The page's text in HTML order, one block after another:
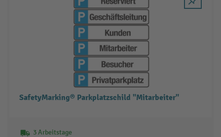
SafetyMarking® Parkplatzschild "Mitarbeiter"
3 Arbeitstage